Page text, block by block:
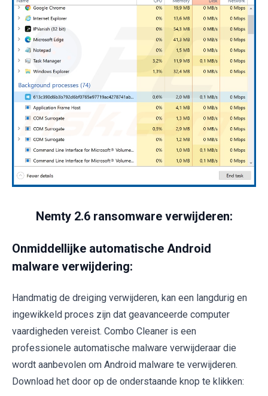
Nemty 2.6 ransomware verwijderen:
Onmiddellijke automatische Android
malware verwijdering:
Handmatig de dreiging verwijderen, kan een langdurig en
ingewikkeld proces zijn dat geavanceerde computer
vaardigheden vereist. Combo Cleaner is een
professionele automatische malware verwijderaar die
wordt aanbevolen om Android malware te verwijderen.
Download het door op de onderstaande knop te klikken: